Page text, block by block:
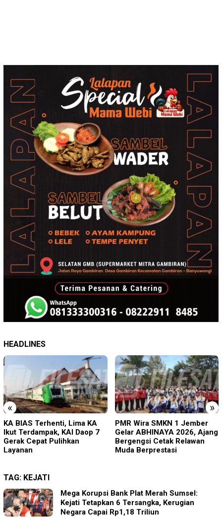
HEADLINES
« »
PMR Wira SMKN 1 Jember
Gelar ABHINAYA 2026, Ajang
Bergengsi Cetak Relawan
Muda Berprestasi
Imigrasi Ponorogo Deportasi
Satu WN Tiongkok
Salahgunakan Ijin Tinggal
TAG: KEJATI
Mega Korupsi Bank Plat Merah Sumsel:
Kejati Tetapkan 6 Tersangka, Kerugian
Negara Capai Rp1,18 Triliun